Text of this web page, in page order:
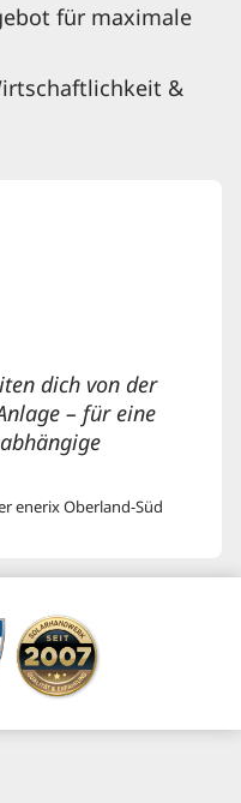
für maximale
&
dich von der
– für eine
enerix Oberland-Süd